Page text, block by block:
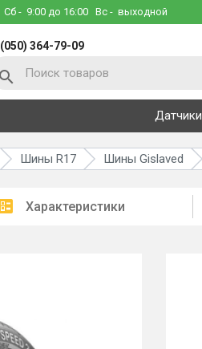
Сб - 9:00 до 16:00 Вс - выходной
(050) 364-79-09
Шины R17 Шины Gislaved
Характеристики